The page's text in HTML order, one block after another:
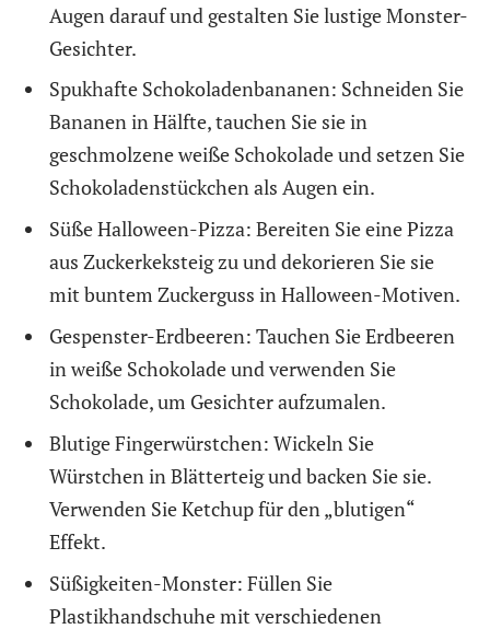
Augen darauf und gestalten Sie lustige Monster-
Gesichter.
Spukhafte Schokoladenbananen: Schneiden Sie
Bananen in Hälfte, tauchen Sie sie in
geschmolzene weiße Schokolade und setzen Sie
Schokoladenstückchen als Augen ein.
Süße Halloween-Pizza: Bereiten Sie eine Pizza
aus Zuckerkeksteig zu und dekorieren Sie sie
mit buntem Zuckerguss in Halloween-Motiven.
Gespenster-Erdbeeren: Tauchen Sie Erdbeeren
in weiße Schokolade und verwenden Sie
Schokolade, um Gesichter aufzumalen.
Blutige Fingerwürstchen: Wickeln Sie
Würstchen in Blätterteig und backen Sie sie.
Verwenden Sie Ketchup für den „blutigen“
Effekt.
Süßigkeiten-Monster: Füllen Sie
Plastikhandschuhe mit verschiedenen